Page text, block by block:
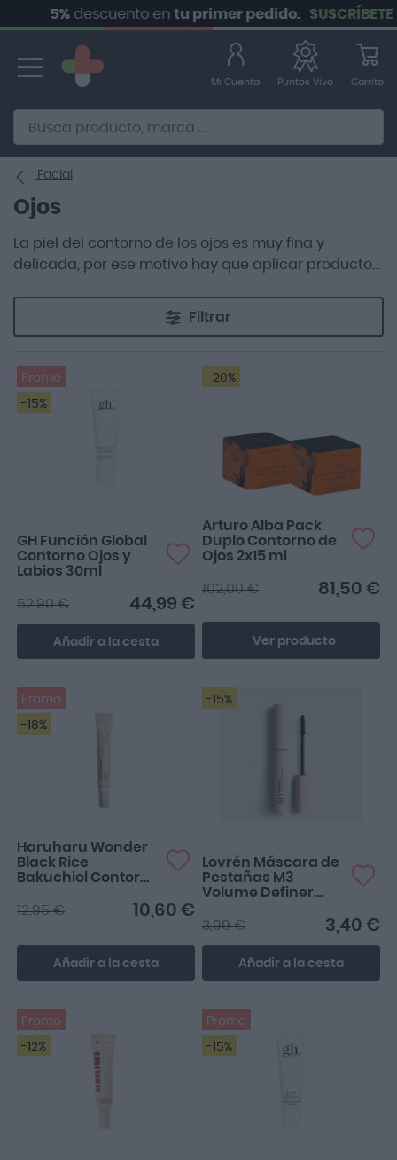
descuento entu primer pedido. SUSCRÍBETE
contenido
Alternative to Doofinder Ecommerce Search
Mi Cuenta Puntos Vivo Carrito
Facial
Ojos
La piel del contorno de los ojos es muy fina y
delicada, por ese motivo hay que aplicar productos
Filtrar
Promo
-15%
GH Función Global
Contorno Ojos y
Labios 30ml
44,99 €
52,90 €
Añadir a la cesta
-20%
Arturo Alba Pack
Duplo Contorno de
Ojos 2x15 ml
81,50 €
102,00 €
Ver producto
Promo
-18%
Haruharu Wonder
Black Rice
Bakuchiol Contorno
10,60 €
12,95 €
Añadir a la cesta
-15%
Lovrén Máscara de
Pestañas M3
Volume Definer
3,40 €
3,99 €
Añadir a la cesta
Promo
-12%
Promo
-15%